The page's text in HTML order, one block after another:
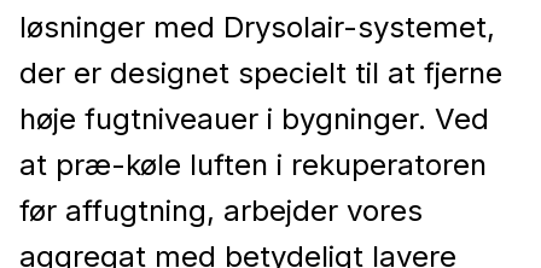
løsninger med Drysolair-systemet,
der er designet specielt til at fjerne
høje fugtniveauer i bygninger. Ved
at præ-køle luften i rekuperatoren
før affugtning, arbejder vores
aggregat med betydeligt lavere